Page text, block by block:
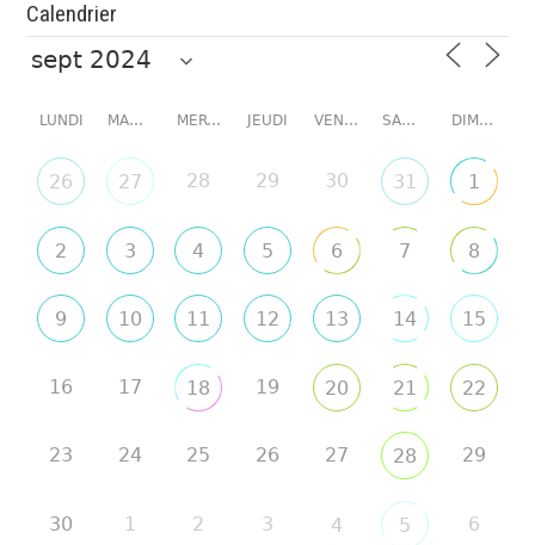
Calendrier
LUNDI MARDI MERCREDI JEUDI VENDREDI SAMEDI DIMANCHE
26 27 28 29 30 31 1
2 3 4 5 6 7 8
9 10 11 12 13 14 15
16 17 18 19 20 21 22
23 24 25 26 27 28 29
30 1 2 3 4 5 6